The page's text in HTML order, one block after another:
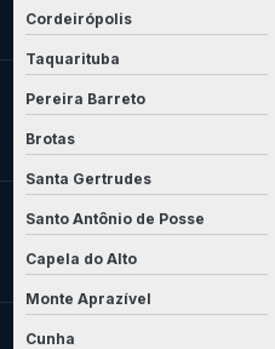
Cordeirópolis
Taquarituba
Pereira Barreto
Brotas
Santa Gertrudes
Santo Antônio de Posse
Capela do Alto
Monte Aprazível
Cunha